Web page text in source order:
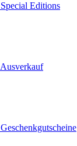
Special Editions
Ausverkauf
Geschenkgutscheine